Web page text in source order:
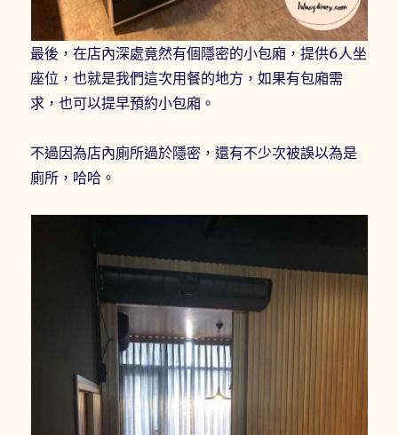
最後，在店內深處竟然有個隱密的小包廂，提供6人坐
座位，也就是我們這次用餐的地方，如果有包廂需
求，也可以提早預約小包廂。
不過因為店內廁所過於隱密，還有不少次被誤以為是
廁所，哈哈。